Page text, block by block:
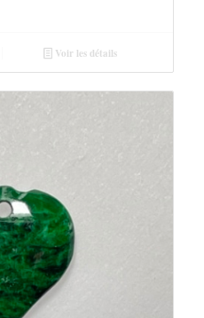
Voir les détails